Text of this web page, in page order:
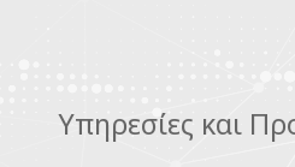
Υπηρεσίες και